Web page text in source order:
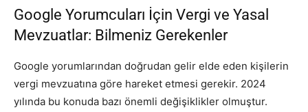
Google Yorumcuları İçin Vergi ve Yasal
Mevzuatlar: Bilmeniz Gerekenler
Google yorumlarından doğrudan gelir elde eden kişilerin
vergi mevzuatına göre hareket etmesi gerekir. 2024
yılında bu konuda bazı önemli değişiklikler olmuştur.